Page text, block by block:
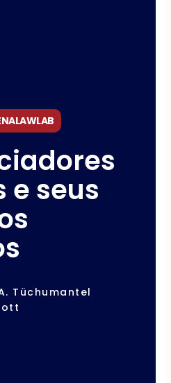
e seus
Tüchumantel